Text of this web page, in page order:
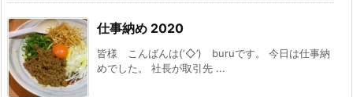
仕事納め 2020
皆様 こんばんは(‘◇’)ゞburuです。 今日は仕事納
めでした。 社長が取引先 ...